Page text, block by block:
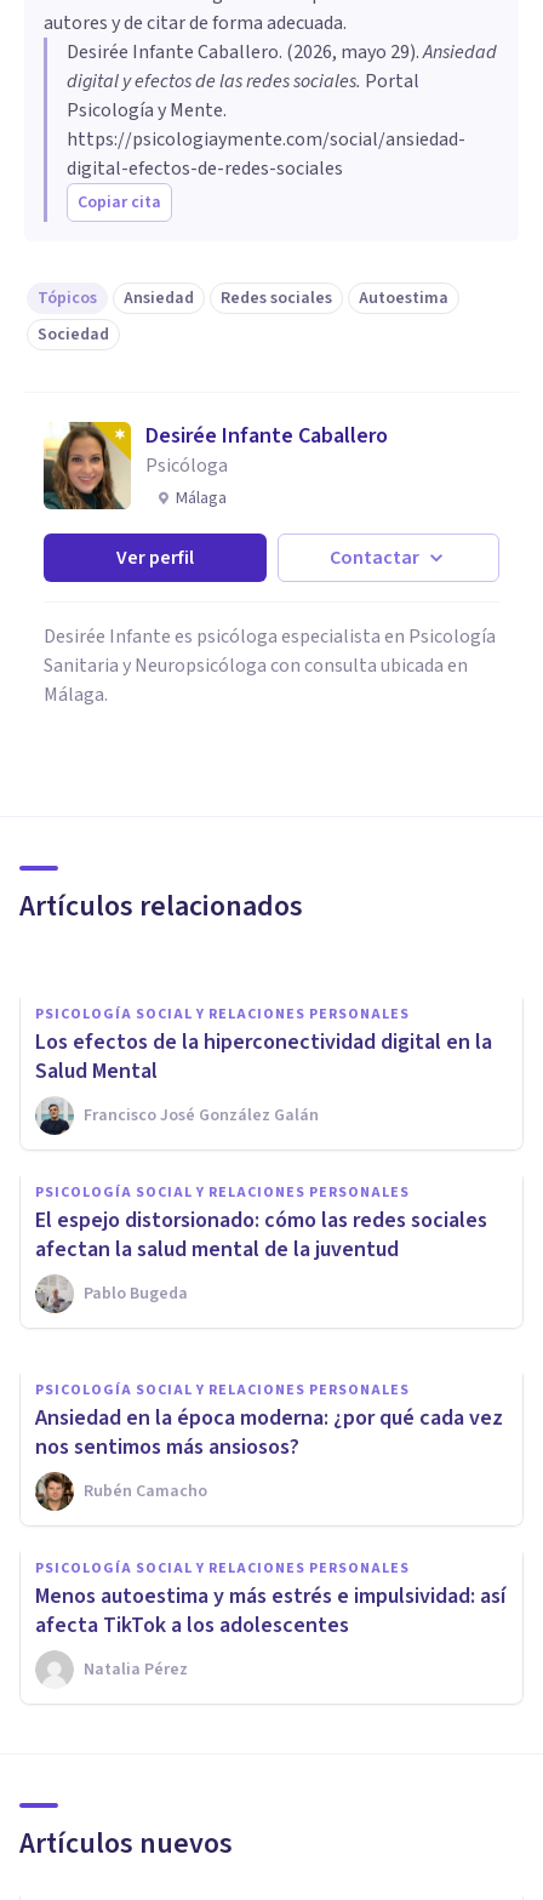
autores y de citar de forma adecuada.
Desirée Infante Caballero. (2026, mayo 29).Ansiedad
digital y efectos de las redes sociales. Portal
Psicología y Mente.
https://psicologiaymente.com/social/ansiedad-
digital-efectos-de-redes-sociales
Copiar cita
Tópicos Ansiedad Redes sociales
Autoestima
Sociedad
Desirée Infante Caballero
Psicóloga
Málaga
Ver perfil Contactar
Desirée Infante es psicóloga especialista en Psicología
Sanitaria y Neuropsicóloga con consulta ubicada en
Málaga.
Artículos relacionados
del siglo XXI
PSICOLOGÍA SOCIAL Y RELACIONES PERSONALES
Los efectos de la hiperconectividad digital en la
Salud Mental
Francisco José González Galán
PSICOLOGÍA SOCIAL Y RELACIONES PERSONALES
El espejo distorsionado: cómo las redes sociales
afectan la salud mental de la juventud
Pablo Bugeda
Ansiedad digital: la obsesión
de hacer scroll en TikTok
Centro Mind Club
PSICOLOGÍA SOCIAL Y RELACIONES PERSONALES
Ansiedad en la época moderna: ¿por qué cada vez
nos sentimos más ansiosos?
Rubén Camacho
PSICOLOGÍA SOCIAL Y RELACIONES PERSONALES
Menos autoestima y más estrés e impulsividad: así
afecta TikTok a los adolescentes
Natalia Pérez
Artículos nuevos